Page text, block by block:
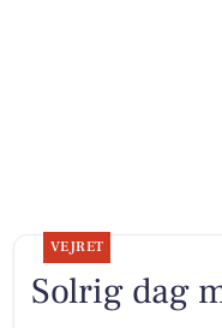
VEJRET
Solrig dag